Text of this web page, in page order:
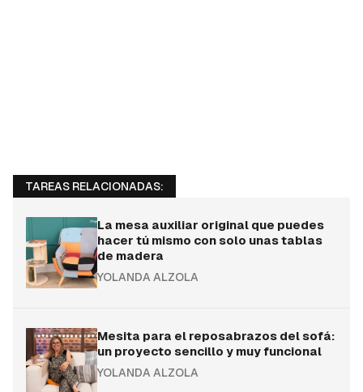
TAREAS RELACIONADAS:
La mesa auxiliar original que puedes
hacer tú mismo con solo unas tablas
de madera
YOLANDA ALZOLA
Mesita para el reposabrazos del sofá:
un proyecto sencillo y muy funcional
YOLANDA ALZOLA